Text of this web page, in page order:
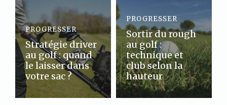
PROGRESSER
Stratégie driver
au golf : quand
le laisser dans
votre sac ?
PROGRESSER
Sortir du rough
au golf :
technique et
club selon la
hauteur